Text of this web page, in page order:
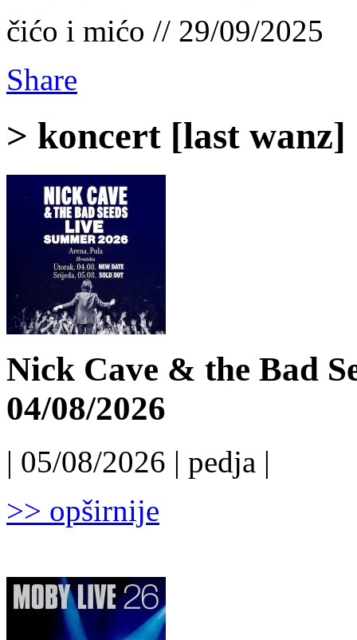
čićo i mićo // 29/09/2025
Share
> koncert [last wanz]
Nick Cave & the Bad
04/08/2026
| 05/08/2026 | pedja |
>> opširnije